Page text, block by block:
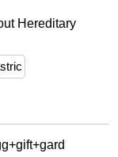
Hereditary